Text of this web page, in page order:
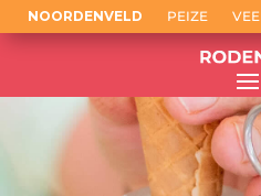
NOORDENVELD PEIZE